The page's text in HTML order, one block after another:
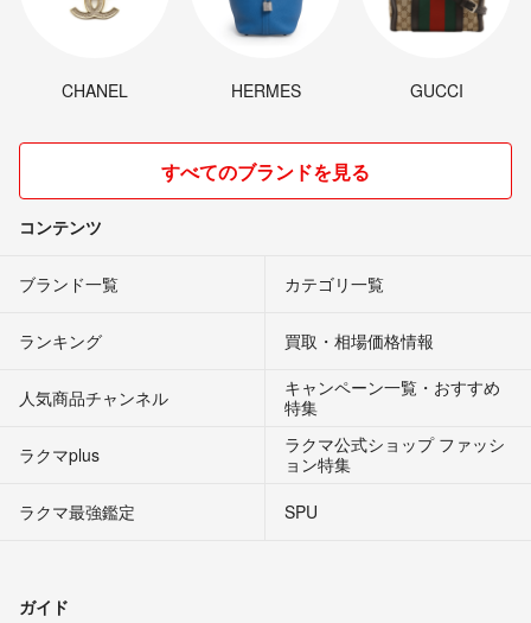
CHANEL HERMES GUCCI
すべてのブランドを見る
コンテンツ
ブランド一覧 カテゴリ一覧
ランキング 買取・相場価格情報
人気商品チャンネル
キャンペーン一覧・おすすめ
特集
ラクマplus
ラクマ公式ショップ ファッシ
ョン特集
ラクマ最強鑑定
SPU
ガイド